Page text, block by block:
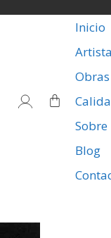
Inicio
Obras
Blog